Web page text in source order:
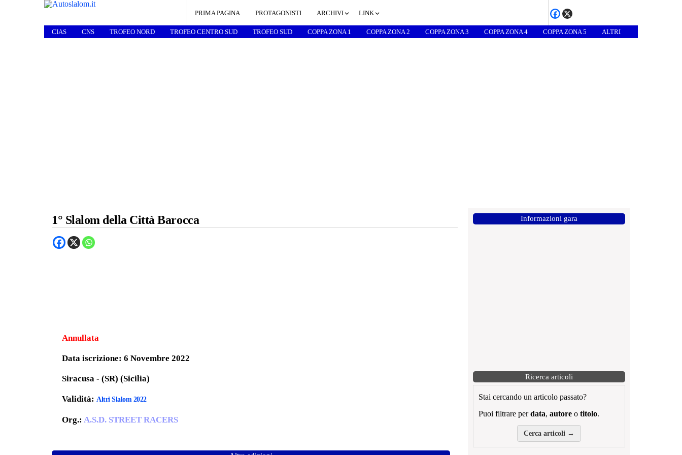
PRIMA PAGINA PROTAGONISTI ARCHIVI LINK
CIAS CNS TROFEO NORD TROFEO CENTRO SUD TROFEO SUD COPPA ZONA 1 COPPA ZONA 2 COPPA ZONA 3 COPPA ZONA 4 COPPA ZONA 5 ALTRI
1° Slalom della Città Barocca
Annullata
Data iscrizione: 6 Novembre 2022
Siracusa - (SR) (Sicilia)
Validità: Altri Slalom 2022
Org.: A.S.D. STREET RACERS
Informazioni gara
Ricerca articoli
Stai cercando un articolo passato?
Puoi filtrare perdata, autore o titolo.
Cerca articoli →